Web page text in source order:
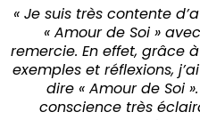
« Je suis très contente
« Amour de Soi »
remercie. En effet, grâce
exemples et réflexions,
dire « Amour de Soi
conscience très